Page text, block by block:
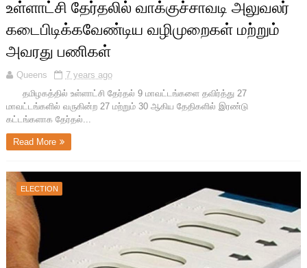
உள்ளாட்சி தேர்தலில் வாக்குச்சாவடி அலுவலர்
கடைபிடிக்கவேண்டிய வழிமுறைகள் மற்றும்
அவரது பணிகள்
Queens
7 years ago
தமிழகத்தில் உள்ளாட்சி தேர்தல் 9 மாவட்டங்களை தவிர்த்து 27
மாவட்டங்களில் வருகின்ற 27 மற்றும் 30 ஆகிய தேதிகளில் இரண்டு
கட்டங்களாக தேர்தல்...
Read More
ELECTION